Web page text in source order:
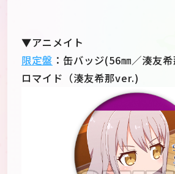
▼アニメイト
限定盤 ：缶バッジ(56㎜／湊友
ロマイド（湊友希那ver.)